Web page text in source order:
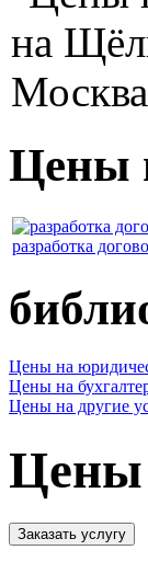
Цены
разработка
Цены на
Цены на
Цены на другие
Цены